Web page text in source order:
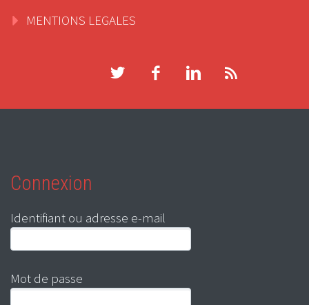
MENTIONS LEGALES
Connexion
Identifiant ou adresse e-mail
Mot de passe